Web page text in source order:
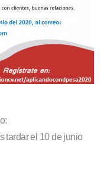
tardar el 10 de junio